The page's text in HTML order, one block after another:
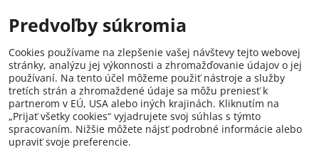
Predvoľby súkromia
Cookies používame na zlepšenie vašej návštevy tejto webovej
stránky, analýzu jej výkonnosti a zhromažďovanie údajov o jej
používaní. Na tento účel môžeme použiť nástroje a služby
tretích strán a zhromaždené údaje sa môžu preniesť k
partnerom v EÚ, USA alebo iných krajinách. Kliknutím na
„Prijať všetky cookies“ vyjadrujete svoj súhlas s týmto
spracovaním. Nižšie môžete nájsť podrobné informácie alebo
upraviť svoje preferencie.